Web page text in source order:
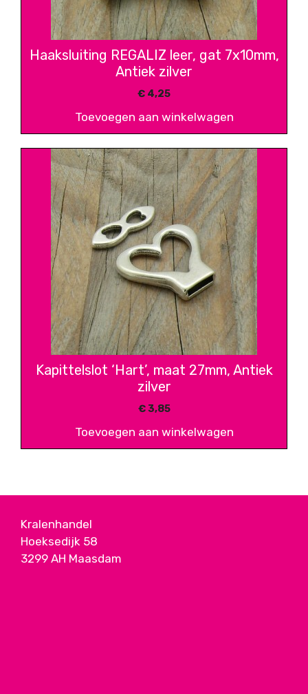
Haaksluiting REGALIZ leer, gat 7x10mm,
Antiek zilver
€ 4,25
Toevoegen aan winkelwagen
Kapittelslot ‘Hart’, maat 27mm, Antiek
zilver
€3,85
Toevoegen aan winkelwagen
Kralenhandel
Hoeksedijk 58
3299 AH Maasdam